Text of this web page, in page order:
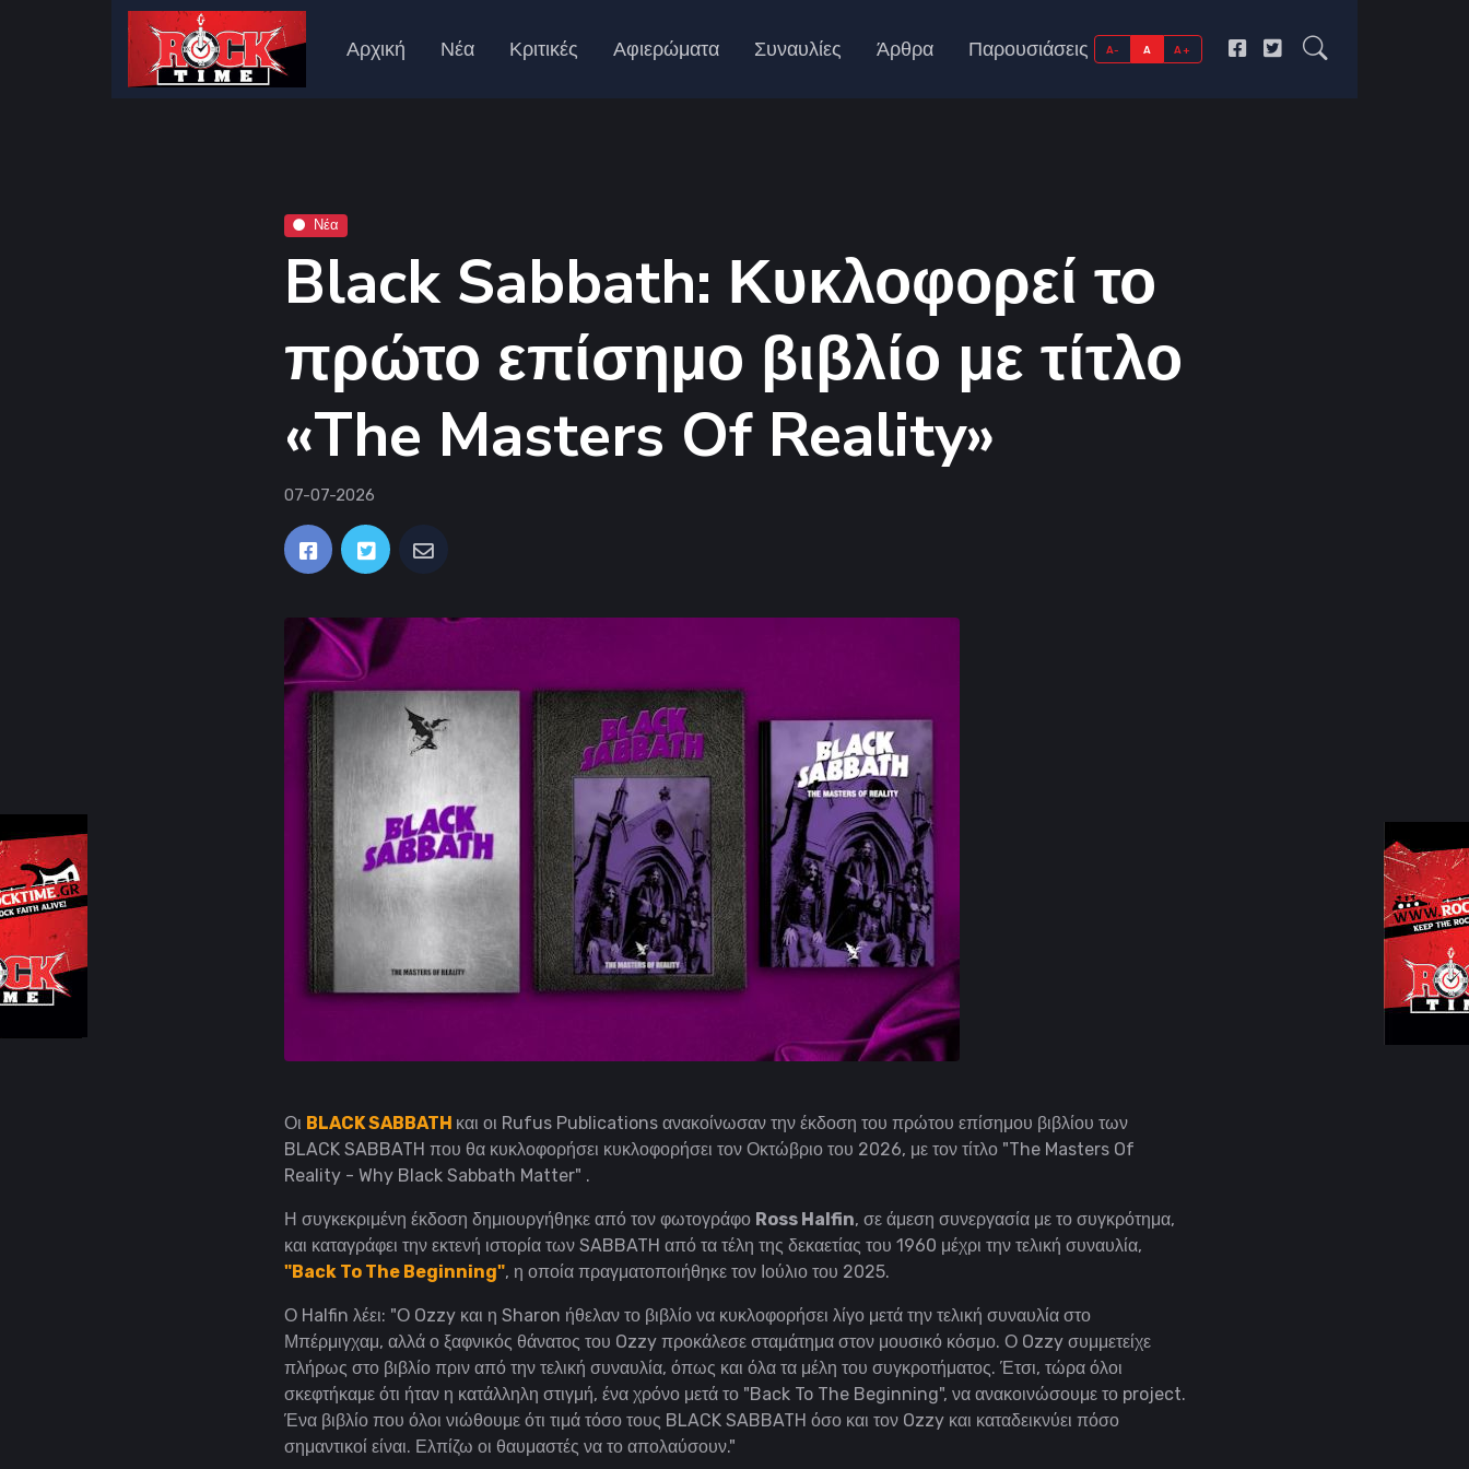
Αρχική Νέα Κριτικές Αφιερώματα Συναυλίες Άρθρα Παρουσιάσεις A- A A+
Νέα
Black Sabbath: Κυκλοφορεί το
πρώτο επίσημο βιβλίο με τίτλο
«The Masters Of Reality»
07-07-2026
Οι BLACK SABBATH και οι Rufus Publications ανακοίνωσαν την έκδοση του πρώτου επίσημου βιβλίου των
BLACK SABBATH που θα κυκλοφορήσει κυκλοφορήσει τον Οκτώβριο του 2026, με τον τίτλο "The Masters Of
Reality - Why Black Sabbath Matter" .
Η συγκεκριμένη έκδοση δημιουργήθηκε από τον φωτογράφο Ross Halfin, σε άμεση συνεργασία με το συγκρότημα,
και καταγράφει την εκτενή ιστορία των SABBATH από τα τέλη της δεκαετίας του 1960 μέχρι την τελική συναυλία,
"Back To The Beginning", η οποία πραγματοποιήθηκε τον Ιούλιο του 2025.
Ο Halfin λέει: "Ο Ozzy και η Sharon ήθελαν το βιβλίο να κυκλοφορήσει λίγο μετά την τελική συναυλία στο
Μπέρμιγχαμ, αλλά ο ξαφνικός θάνατος του Ozzy προκάλεσε σταμάτημα στον μουσικό κόσμο. Ο Ozzy συμμετείχε
πλήρως στο βιβλίο πριν από την τελική συναυλία, όπως και όλα τα μέλη του συγκροτήματος. Έτσι, τώρα όλοι
σκεφτήκαμε ότι ήταν η κατάλληλη στιγμή, ένα χρόνο μετά το "Back To The Beginning", να ανακοινώσουμε το project.
Ένα βιβλίο που όλοι νιώθουμε ότι τιμά τόσο τους BLACK SABBATH όσο και τον Ozzy και καταδεικνύει πόσο
σημαντικοί είναι. Ελπίζω οι θαυμαστές να το απολαύσουν."